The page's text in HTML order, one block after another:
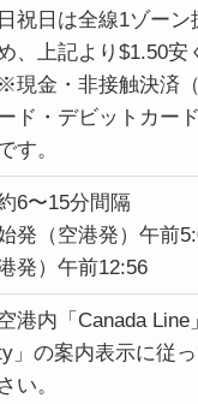
日祝日は全線1ゾーン
、上記より$1.50安
※現金・非接触決済
ド・デビットカー
す。
6〜15分間隔
発（空港発）午前
発）午前12:56
港内「Canada Line
」の案内表示に従
さい。